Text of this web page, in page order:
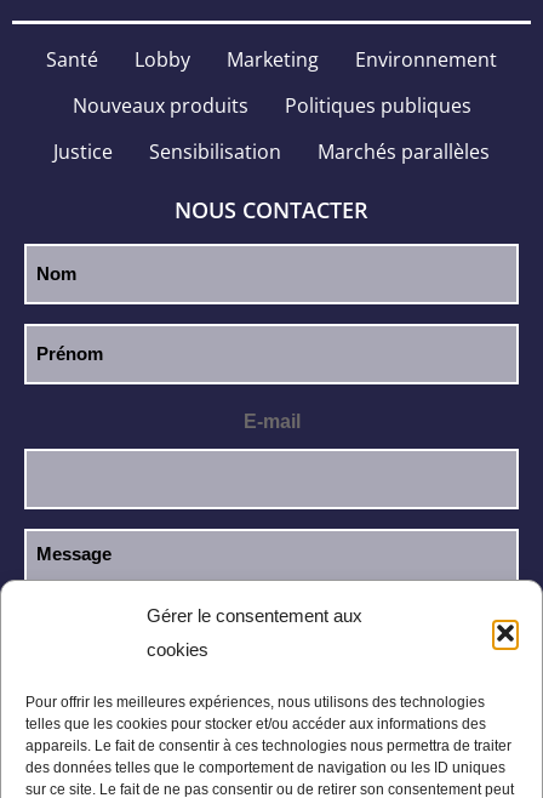
Gérer le consentement aux
cookies
Pour offrir les meilleures expériences, nous utilisons des technologies
telles que les cookies pour stocker et/ou accéder aux informations des
appareils. Le fait de consentir à ces technologies nous permettra de traiter
des données telles que le comportement de navigation ou les ID uniques
sur ce site. Le fait de ne pas consentir ou de retirer son consentement peut
Santé Lobby Marketing
Environnement
Nouveaux produits
Politiques publiques
Justice
Sensibilisation Marchés parallèles
NOUS CONTACTER
E-mail
J’ai lu et j’accepte la
confidentialité.